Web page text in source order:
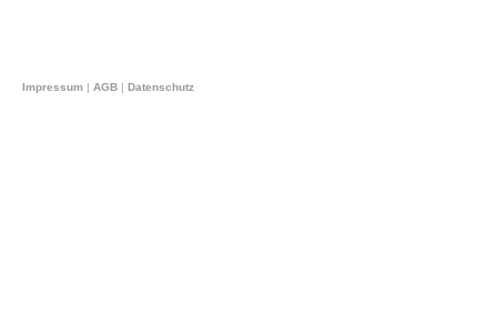
Impressum AGB Datenschutz